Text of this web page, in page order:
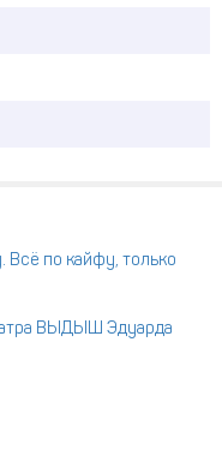
по кайфу, только
ВЫДЫШ Эдуарда